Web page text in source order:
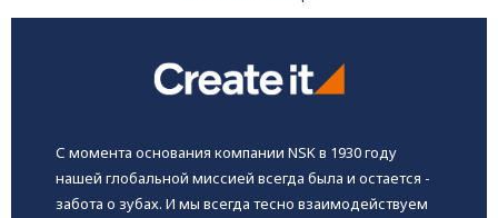
С момента основания компании NSK в 1930 году
нашей глобальной миссией всегда была и остается -
забота о зубах. И мы всегда тесно взаимодействуем